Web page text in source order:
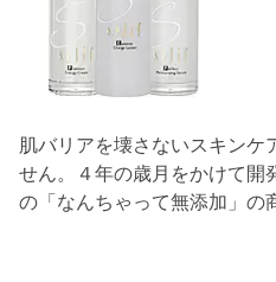
肌バリアを壊さないスキンケ
せん。４年の歳月をかけて開
の「なんちゃって無添加」の